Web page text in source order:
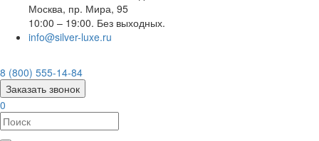
Москва, пр. Мира, 95
10:00 – 19:00. Без выходных.
info@silver-luxe.ru
8 (800) 555-14-84
Заказать звонок
0